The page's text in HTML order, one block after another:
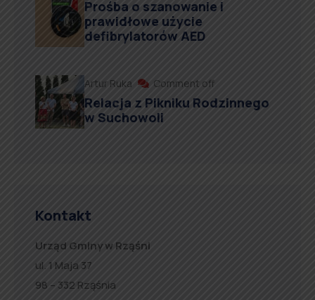
Prośba o szanowanie i
prawidłowe użycie
defibrylatorów AED
Artur Ruka Comment off
Relacja z Pikniku Rodzinnego
w Suchowoli
Kontakt
Urząd Gminy w Rząśni
ul. 1 Maja 37
98 – 332 Rząśnia